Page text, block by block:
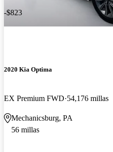
-$823
2020 Kia Optima
EX Premium FWD 54,176 millas
Mechanicsburg, PA
56 millas